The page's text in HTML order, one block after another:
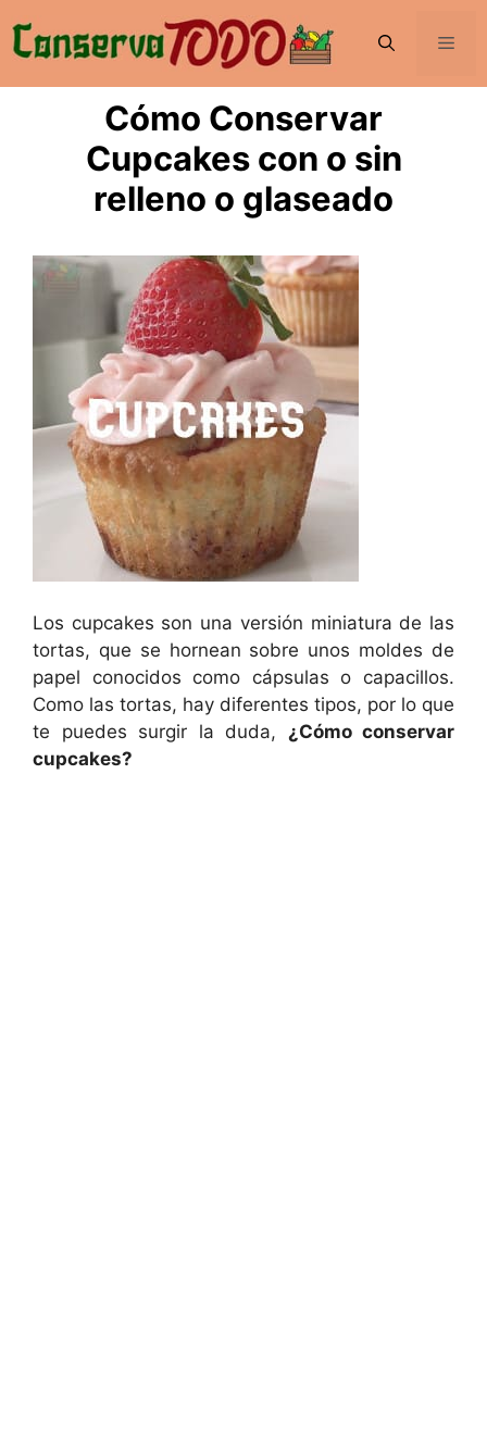
al
contenido
Cómo Conservar
Cupcakes con o sin
relleno o glaseado
Los cupcakes son una versión miniatura de las
tortas, que se hornean sobre unos moldes de
papel conocidos como cápsulas o capacillos.
Como las tortas, hay diferentes tipos, por lo que
te puedes surgir la duda, ¿Cómo conservar
cupcakes?